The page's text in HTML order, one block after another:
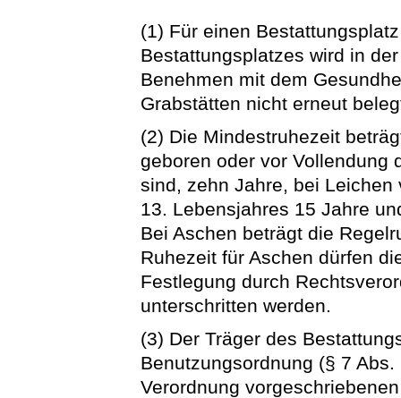
(1) Für einen
Bestattungsplatzes wird in
Benehmen mit dem
Grabstätten nicht erneut
(2) Die Mindestruhezeit
geboren oder vor Vollendung
sind, zehn Jahre, bei
13. Lebensjahres 15 Jahre
Bei Aschen beträgt die
Ruhezeit für Aschen dürfen
Festlegung durch
unterschritten werden.
(3) Der Träger des
Benutzungsordnung (§ 7
Verordnung